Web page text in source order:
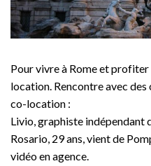
Pour vivre à Rome et profiter
location. Rencontre avec
co-location :
Livio, graphiste indépendant
Rosario, 29 ans, vient de
vidéo en agence.